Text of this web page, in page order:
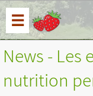
☰
News - Les
nutrition